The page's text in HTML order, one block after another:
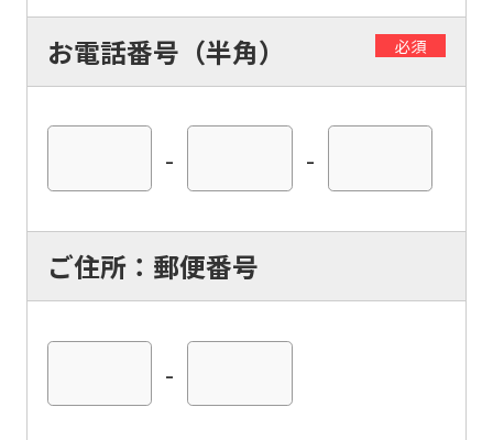
お電話番号（半角） 必須
- -
ご住所：郵便番号
-